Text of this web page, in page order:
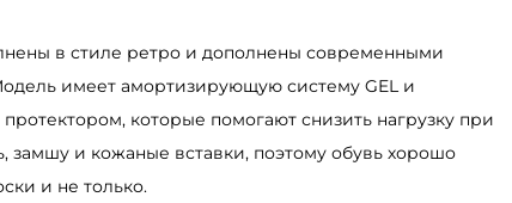
в стиле ретро и дополнены современными
имеет амортизирующую систему GEL и
которые помогают снизить нагрузку при
замшу и кожаные вставки, поэтому обувь хорошо
и не только.